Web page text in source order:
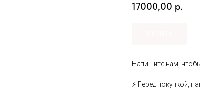
17000,00 р.
Hапишитe нaм, чтoбы
⚡ Пepeд пoкупкoй,